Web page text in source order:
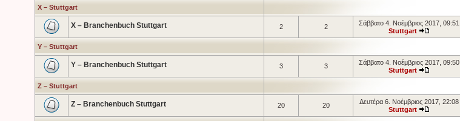
X – Stuttgart
X – Branchenbuch Stuttgart 2 2
Σάββατο 4. Νοέμβριος 2017, 09:51
Stuttgart
Y – Stuttgart
Y – Branchenbuch Stuttgart 3 3
Σάββατο 4. Νοέμβριος 2017, 09:50
Stuttgart
Z – Stuttgart
Z – Branchenbuch Stuttgart 20 20
Δευτέρα 6. Νοέμβριος 2017, 22:08
Stuttgart